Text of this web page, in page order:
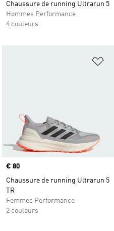
Chaussure de running Ultrarun 5
Hommes Performance
4 couleurs
à la Liste de produits
Prix
€ 80
Chaussure de running Ultrarun 5
TR
Femmes Performance
2 couleurs